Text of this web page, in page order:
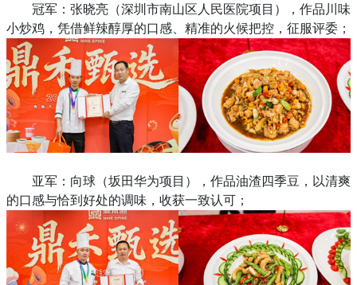
冠军：张晓亮（深圳市南山区人民医院项目），作品川味
小炒鸡，凭借鲜辣醇厚的口感、精准的火候把控，征服评委；
亚军：向球（坂田华为项目），作品油渣四季豆，以清爽
的口感与恰到好处的调味，收获一致认可；